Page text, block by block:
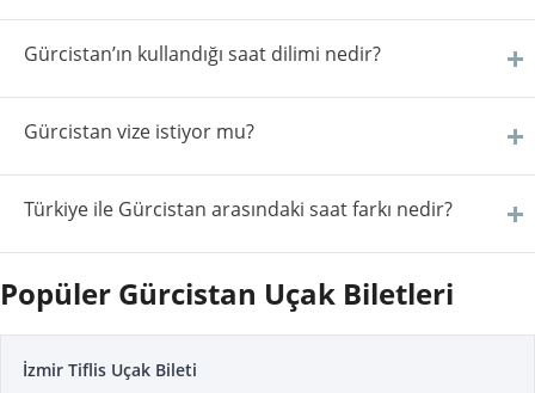
Gürcistan’ın kullandığı saat dilimi nedir?
Gürcistan vize istiyor mu?
Türkiye ile Gürcistan arasındaki saat farkı nedir?
Popüler Gürcistan Uçak Biletleri
İzmir Tiflis Uçak Bileti